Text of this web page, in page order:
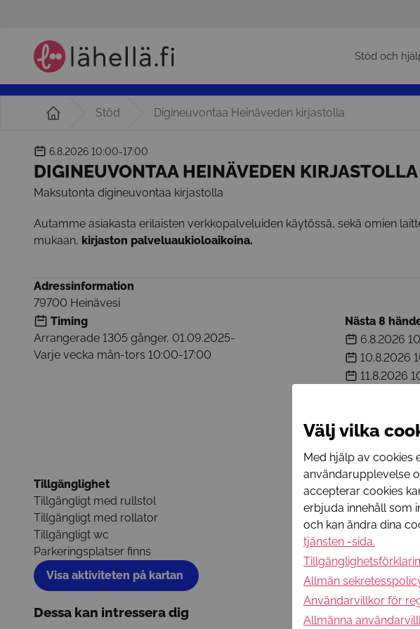
Stöd och
Stöd Digineuvontaa Heinäveden kirjastolla
6.8.2026 10:00-17:00
DIGINEUVONTAA HEINÄVEDEN KIRJASTOLLA
Maksutonta digineuvontaa kirjastolla
Autamme asiakasta erilaisten verkkopalveluiden käytössä, sekä omien
mukaan, kirjaston palveluaukioloaikoina.
Adressinformation
79700 Heinävesi
Timing
Arrangerade 1305 gånger, 01.09.2025-
Varje vecka mån-tors 10:00-17:00
Nästa 8
6.8.2026
10.8.2026
11.8.2026
17.8.2026
18.8.2026
19.8.2026
Tillgänglighet
Tillgängligt med rullstol
Tillgängligt med rollator
Tillgängligt wc
Parkeringsplatser finns
Visa aktiviteten på kartan
Dessa kan intressera dig
Välj vilka
Med hjälp av cookies
användarupplevelse
accepterar cookies
erbjuda innehåll som
och kan ändra dina
tjänsten -sida.
Allmän
Användarvillkor för
Allmänna